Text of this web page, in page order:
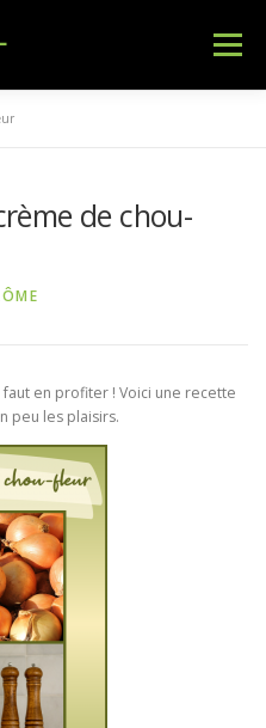
Menu
CONTACT
de chou-
en profiter ! Voici une recette
peu les plaisirs.